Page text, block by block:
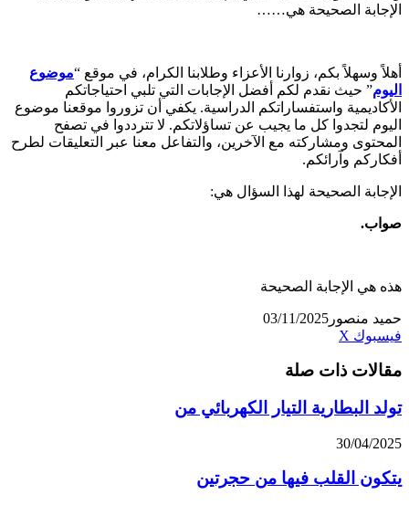
الإجابة الصحيحة هي……
أهلاً وسهلاً بكم، زوارنا الأعزاء وطلابنا الكرام، في موقع “موضوع
اليوم” حيث نقدم لكم أفضل الإجابات التي تلبي احتياجاتكم
الأكاديمية واستفساراتكم الدراسية. يكفي أن تزوروا موقعنا موضوع
اليوم لتجدوا كل ما يجيب عن تساؤلاتكم. لا تترددوا في تصفح
المحتوى ومشاركته مع الآخرين، والتفاعل معنا عبر التعليقات لطرح
أفكاركم وآرائكم.
الإجابة الصحيحة لهذا السؤال هي:
صواب.
هذه هي الإجابة الصحيحة
حميد منصور 03/11/2025
فيسبوك ‫X
مقالات ذات صلة
تولد البطارية التيار الكهربائي من
30/04/2025
يتكون القلب فيها من حجرتين